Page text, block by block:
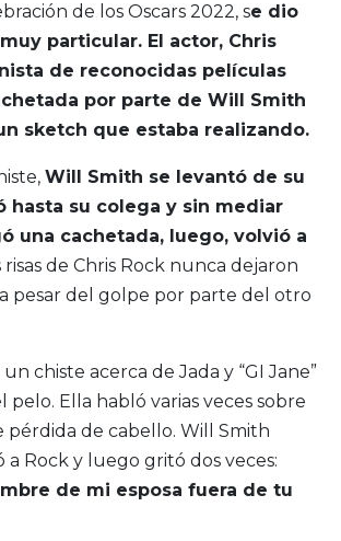
de los Oscars 2022, se dio
particular. El actor, Chris
de reconocidas películas
por parte de Will Smith
sketch que estaba realizando.
Will Smith se levantó de su
hasta su colega y sin mediar
una cachetada, luego, volvió a
risas de Chris Rock nunca dejaron
pesar del golpe por parte del otro
chiste acerca de Jada y “GI Jane”
pelo. Ella habló varias veces sobre
pérdida de cabello. Will Smith
a Rock y luego gritó dos veces:
de mi esposa fuera de tu